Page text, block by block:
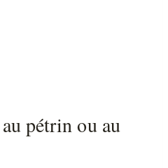
pétrin ou au